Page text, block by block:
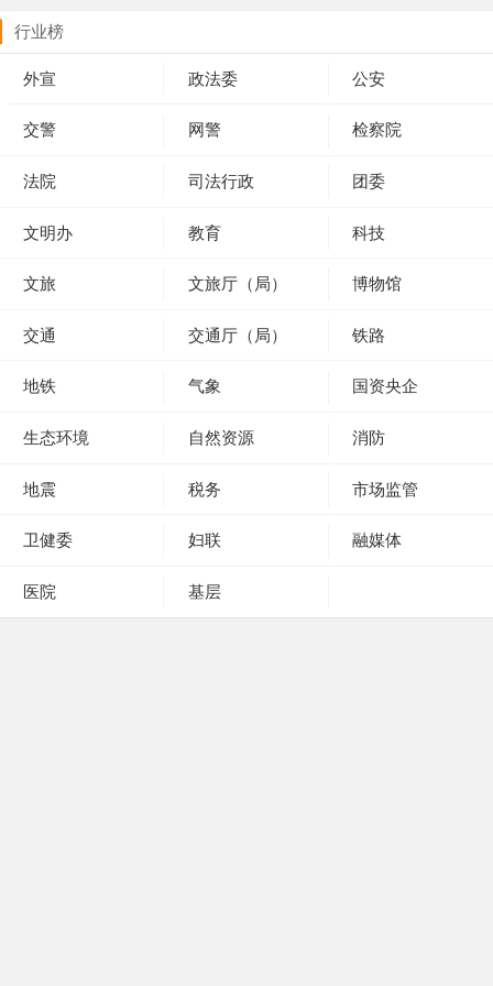
行业榜
外宣 政法委 公安
交警 网警 检察院
法院 司法行政 团委
文明办 教育 科技
文旅 文旅厅（局） 博物馆
交通 交通厅（局） 铁路
地铁 气象 国资央企
生态环境 自然资源 消防
地震 税务 市场监管
卫健委 妇联 融媒体
医院 基层